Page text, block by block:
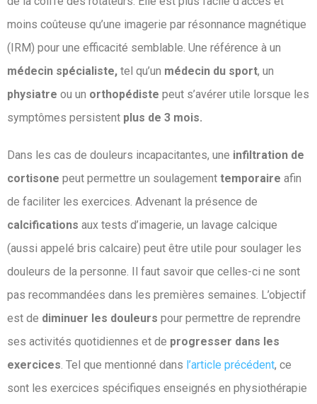
moins coûteuse qu’une imagerie par résonnance magnétique
(IRM) pour une efficacité semblable. Une référence à un
médecin spécialiste, tel qu’un médecin du sport, un
physiatre ou un orthopédiste peut s’avérer utile lorsque les
symptômes persistent plus de 3 mois.
Dans les cas de douleurs incapacitantes, une infiltration de
cortisone peut permettre un soulagement temporaire afin
de faciliter les exercices. Advenant la présence de
calcifications aux tests d’imagerie, un lavage calcique
(aussi appelé bris calcaire) peut être utile pour soulager les
douleurs de la personne. Il faut savoir que celles-ci ne sont
pas recommandées dans les premières semaines. L’objectif
est de diminuer les douleurs pour permettre de reprendre
ses activités quotidiennes et de progresser dans les
exercices. Tel que mentionné dans l’article précédent, ce
sont les exercices spécifiques enseignés en physiothérapie